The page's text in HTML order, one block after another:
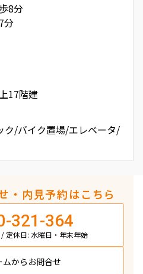
8分
分
17階建
ク/バイク置場/エレベータ/
・内見予約はこちら
321-364
定休日: 水曜日・年末年始
ムから お問合せ